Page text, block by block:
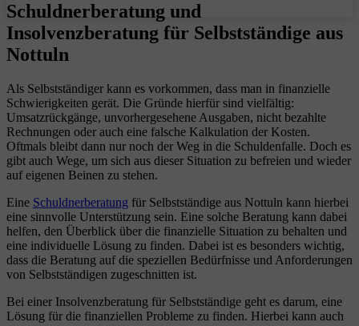
Schuldnerberatung und
Insolvenzberatung für Selbstständige aus
Nottuln
Als Selbstständiger kann es vorkommen, dass man in finanzielle
Schwierigkeiten gerät. Die Gründe hierfür sind vielfältig:
Umsatzrückgänge, unvorhergesehene Ausgaben, nicht bezahlte
Rechnungen oder auch eine falsche Kalkulation der Kosten.
Oftmals bleibt dann nur noch der Weg in die Schuldenfalle. Doch es
gibt auch Wege, um sich aus dieser Situation zu befreien und wieder
auf eigenen Beinen zu stehen.
Eine Schuldnerberatung für Selbstständige aus Nottuln kann hierbei
eine sinnvolle Unterstützung sein. Eine solche Beratung kann dabei
helfen, den Überblick über die finanzielle Situation zu behalten und
eine individuelle Lösung zu finden. Dabei ist es besonders wichtig,
dass die Beratung auf die speziellen Bedürfnisse und Anforderungen
von Selbstständigen zugeschnitten ist.
Bei einer Insolvenzberatung für Selbstständige geht es darum, eine
Lösung für die finanziellen Probleme zu finden. Hierbei kann auch